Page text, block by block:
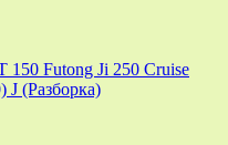
150 Futong Ji 250 Cruise
J (Разборка)